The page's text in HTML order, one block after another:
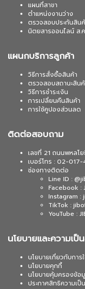
แผนที่สาขา
ตำแหน่งงานว่าง
ตรวจสอบประกันสิน
นิตยสารออนไลน์ ส.
แผนกบริการลูกค้า
วิธีการสั่งซื้อสินค้า
ตรวจสอบสถานะสิน
วิธีการชำระเงิน
การเปลี่ยนคืนสินค้า
การใช้คูปองส่วนลด
ติดต่อสอบถาม
เลขที่ 21 ถนนพหลโ
เบอร์โทร : 02-
ช่องทางติดต่อ
Line ID :
Facebook :
Instagram :
TikTok :
YouTube :
นโยบายและความเ
นโยบายเกี่ยวกับกา
นโยบายคุกกี้
นโยบายคุ้มครองข้อ
ประกาศสิทธิความเ